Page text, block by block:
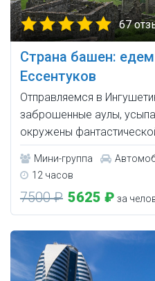
67
Страна башен:
Ессентуков
Отправляемся в
заброшенные аулы,
окружены
Мини-группа
12 часов
7500 ₽ 5625 ₽ за